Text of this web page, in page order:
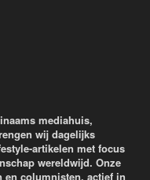
mediahuis,
wij dagelijks
artikelen met focus
wereldwijd. Onze
en columnisten, actief in